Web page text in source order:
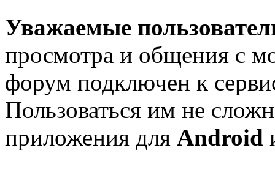
Уважаемые
просмотра и общения с
форум подключен к
Пользоваться им не
приложения для Android